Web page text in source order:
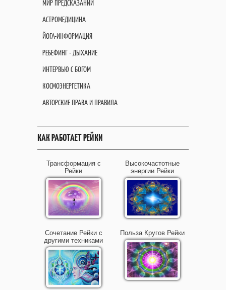
МИР ПРЕДСКАЗАНИЙ
АСТРОМЕДИЦИНА
ЙОГА-ИНФОРМАЦИЯ
РЕБЕФИНГ - ДЫХАНИЕ
ИНТЕРВЬЮ С БОГОМ
КОСМОЭНЕРГЕТИКА
АВТОРСКИЕ ПРАВА И ПРАВИЛА
КАК РАБОТАЕТ РЕЙКИ
Трансформация с
Рейки
Высокочастотные
энергии Рейки
Сочетание Рейки с
другими техниками
Польза Кругов Рейки